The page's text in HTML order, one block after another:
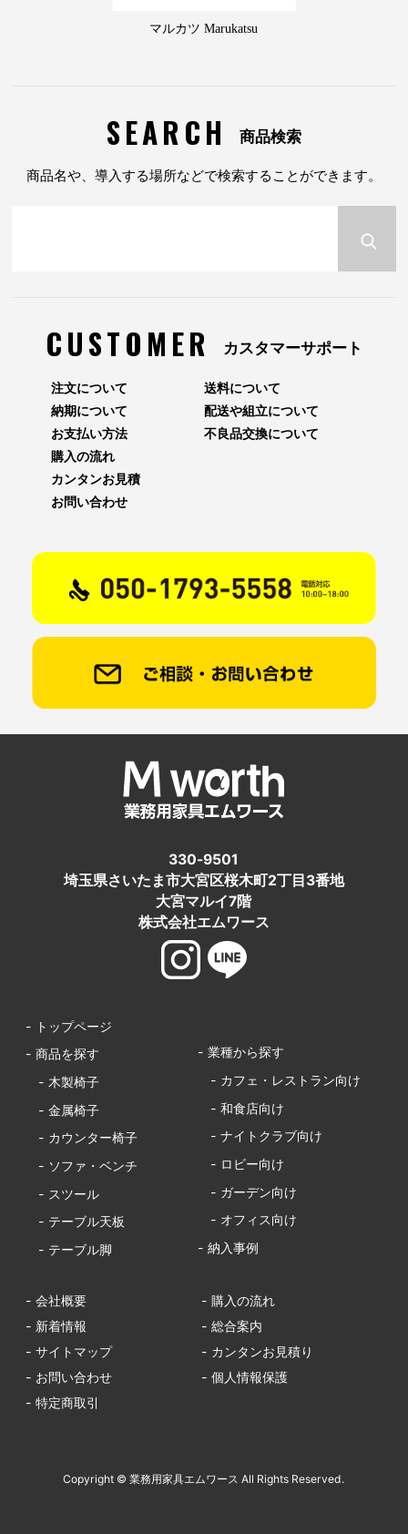
マルカツ Marukatsu
SEARCH 商品検索
商品名や、導入する場所などで検索することができます。
CUSTOMER カスタマーサポート
注文について
納期について
お支払い方法
送料について
配送や組立について
不良品交換について
購入の流れ
カンタンお見積
お問い合わせ
330-9501
埼玉県さいたま市大宮区桜木町2丁目3番地
大宮マルイ7階
株式会社エムワース
- トップページ
- 商品を探す
- 木製椅子
- 金属椅子
- カウンター椅子
- ソファ・ベンチ
- スツール
- テーブル天板
- テーブル脚
- 業種から探す
- カフェ・レストラン向け
- 和食店向け
- ナイトクラブ向け
- ロビー向け
- ガーデン向け
- オフィス向け
- 納入事例
- 会社概要
- 購入の流れ
- 新着情報
- 総合案内
- サイトマップ
- カンタンお見積り
- お問い合わせ
- 個人情報保護
- 特定商取引
Copyright © 業務用家具エムワース All Rights Reserved.